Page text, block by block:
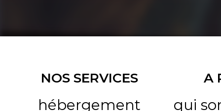
NOS SERVICES
hébergement
A
qui